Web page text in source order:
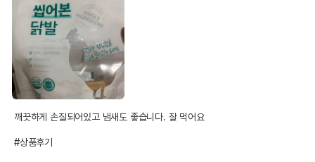
깨끗하게 손질되어있고 냄새도 좋습니다. 잘 먹어요
#상품후기